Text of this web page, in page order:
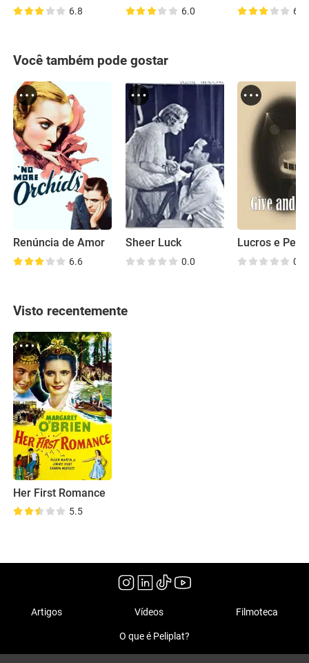
6.8 6.0 6.7
Você também pode gostar
Renúncia de Amor
6.6
Sheer Luck
0.0
Lucros e
0.0
Visto recentemente
Her First Romance
5.5
Artigos Vídeos Filmoteca
O que é Peliplat?